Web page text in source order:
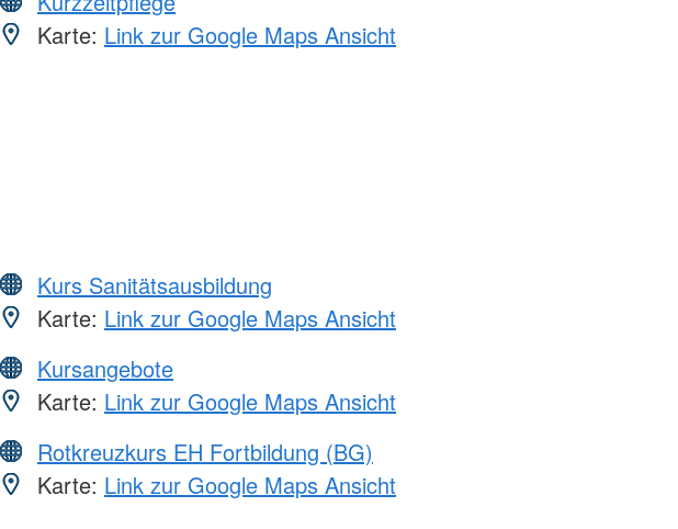
Karte: Link zur Google Maps Ansicht
Kurs Sanitätsausbildung
Karte: Link zur Google Maps Ansicht
Kursangebote
Karte: Link zur Google Maps Ansicht
Rotkreuzkurs EH Fortbildung (BG)
Karte: Link zur Google Maps Ansicht